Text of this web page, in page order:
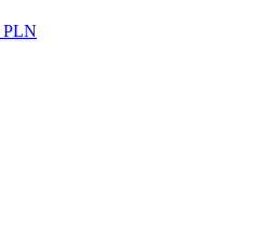
PLN